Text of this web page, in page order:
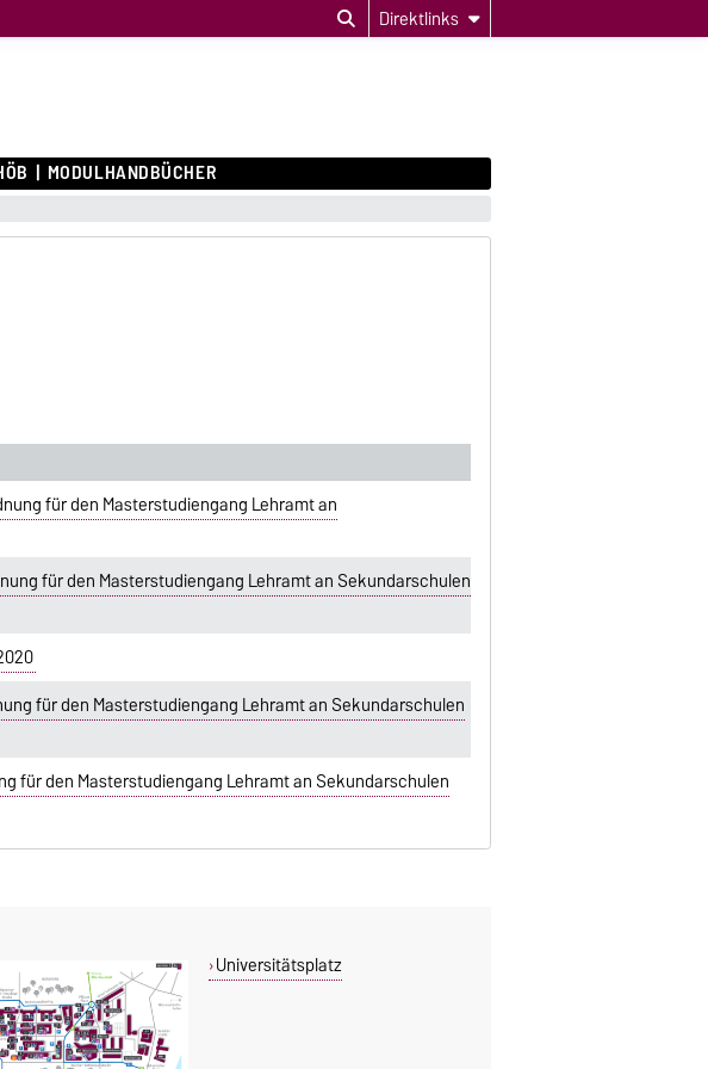
Direktlinks
MODULHANDBÜCHER
für den Masterstudiengang Lehramt an
für den Masterstudiengang Lehramt an Sekundarschulen
für den Masterstudiengang Lehramt an Sekundarschulen
für den Masterstudiengang Lehramt an Sekundarschulen
Universitätsplatz